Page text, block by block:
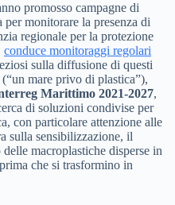
promosso campagne di
monitorare la presenza di
regionale per la protezione
conduce monitoraggi regolari
sulla diffusione di questi
(“un mare privo di plastica”),
Marittimo 2021-2027,
di soluzioni condivise per
con particolare attenzione alle
sulla sensibilizzazione, il
macroplastiche disperse in
che si trasformino in